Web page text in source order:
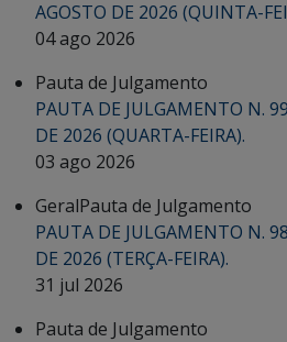
AGOSTO DE 2026 (QUINTA-
04 ago 2026
Pauta de Julgamento
PAUTA DE JULGAMENTO N.
DE 2026 (QUARTA-FEIRA).
03 ago 2026
GeralPauta de Julgamento
PAUTA DE JULGAMENTO N.
DE 2026 (TERÇA-FEIRA).
31 jul 2026
Pauta de Julgamento